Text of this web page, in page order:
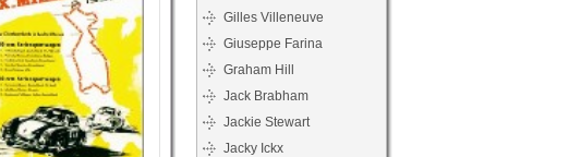
Gilles Villeneuve
Giuseppe Farina
Graham Hill
Jack Brabham
Jackie Stewart
Jacky Ickx